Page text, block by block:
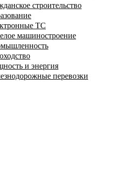
строительство
ТС
машиностроение
и энергия
перевозки